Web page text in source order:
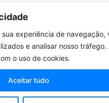
experiência de navegação,
e analisar nosso tráfego.
o uso de cookies.
Aceitar tudo